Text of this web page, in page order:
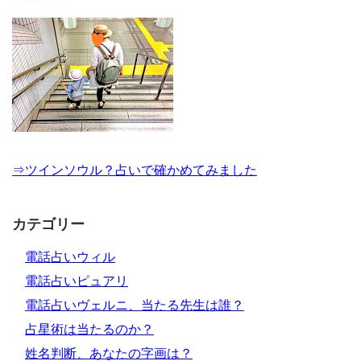
⇒ツインソウル？占いで確かめてみました
カテゴリー
電話占いウィル
電話占いピュアリ
電話占いヴェルニ、当たる先生は誰？
占星術は当たるのか？
姓名判断、あなたの字画は？